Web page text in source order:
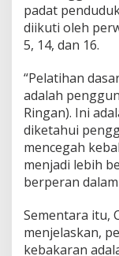
padat
diikuti oleh
5, 14, dan 16.
“Pelatihan
adalah
Ringan). Ini
diketahui
mencegah
menjadi lebih
berperan
Sementara itu,
menjelaskan,
kebakaran